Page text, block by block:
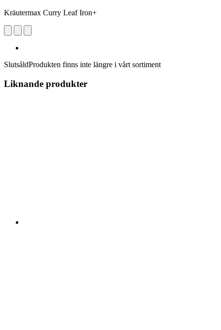
Kräutermax Curry Leaf Iron+
SlutsåldProdukten finns inte längre i vårt sortiment
Liknande produkter